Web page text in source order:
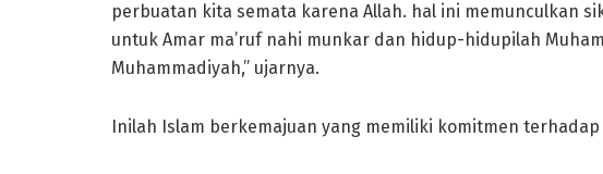
perbuatan kita semata karena Allah. hal ini memunculkan
untuk Amar ma’ruf nahi munkar dan hidup-hidupilah
Muhammadiyah,” ujarnya.
Inilah Islam berkemajuan yang memiliki komitmen